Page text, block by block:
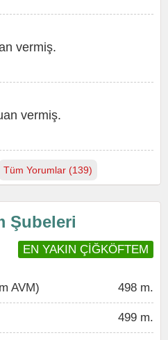
vermiş.
vermiş.
Tüm Yorumlar (139)
Şubeleri
EN YAKIN ÇİĞKÖFTEM
AVM) 498 m.
499 m.